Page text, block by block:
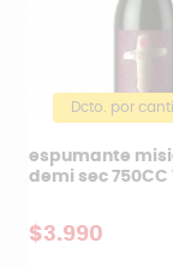
Dcto. por
espumante
demi sec 750CC
$3.990